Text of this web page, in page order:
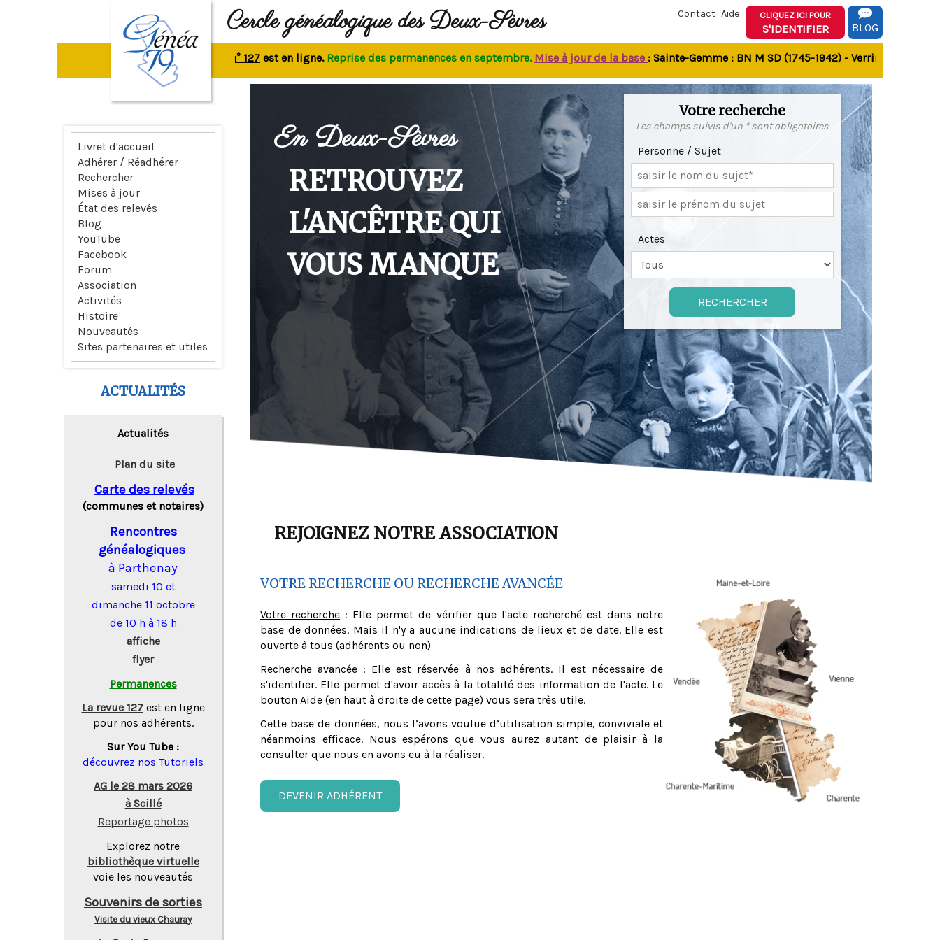
Cercle généalogique des Deux-Sèvres Contact Aide CLIQUEZ ICI POUR
S'IDENTIFIER BLOG
La revue n° 127est en ligne.Reprise des permanences en septembre.Mise à jour de la base: Sainte-Gemme : BN M SD (1745-1942) - Verrines-sous-
En Deux-Sèvres
RETROUVEZ
L'ANCÊTRE QUI
VOUS MANQUE
Votre recherche
Les champs suivis d'un * sont obligatoires
Personne / Sujet
Actes
REJOIGNEZ NOTRE ASSOCIATION
VOTRE RECHERCHE OU RECHERCHE AVANCÉE
Votre recherche : Elle permet de vérifier que l'acte recherché est dans notre
base de données. Mais il n'y a aucune indications de lieux et de date. Elle est
ouverte à tous (adhérents ou non)
Recherche avancée : Elle est réservée à nos adhérents. Il est nécessaire de
s'identifier. Elle permet d'avoir accès à la totalité des information de l'acte. Le
bouton Aide (en haut à droite de cette page) vous sera très utile.
Cette base de données, nous l’avons voulue d’utilisation simple, conviviale et
néanmoins efficace. Nous espérons que vous aurez autant de plaisir à la
consulter que nous en avons eu à la réaliser.
DEVENIR ADHÉRENT
Livret d'accueil
Adhérer / Réadhérer
Rechercher
Mises à jour
État des relevés
Blog
YouTube
Facebook
Forum
Association
Activités
Histoire
Nouveautés
Sites partenaires et utiles
ACTUALITÉS
Actualités
Plan du site
Carte des relevés
(communes et notaires)
Rencontres
généalogiques
à Parthenay
samedi 10 et
dimanche 11 octobre
de 10 h à 18 h
affiche
flyer
Permanences
La revue 127 est en ligne
pour nos adhérents.
Sur You Tube :
découvrez nos Tutoriels
AG le 28 mars 2026
à Scillé
Reportage photos
Explorez notre
bibliothèque virtuelle
voie les nouveautés
Souvenirs de sorties
Visite du vieux Chauray